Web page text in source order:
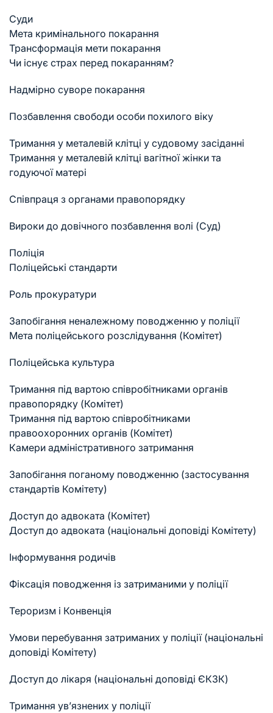
Суди
Мета кримінального покарання
Трансформація мети покарання
Чи існує страх перед покаранням?
Надмірно суворе покарання
Позбавлення свободи особи похилого віку
Тримання у металевій клітці у судовому засіданні
Тримання у металевій клітці вагітної жінки та
годуючої матері
Співпраця з органами правопорядку
Вироки до довічного позбавлення волі (Суд)
Поліція
Поліцейські стандарти
Роль прокуратури
Запобігання неналежному поводженню у поліції
Мета поліцейського розслідування (Комітет)
Поліцейська культура
Тримання під вартою співробітниками органів
правопорядку (Комітет)
Тримання під вартою співробітниками
правоохоронних органів (Комітет)
Камери адміністративного затримання
Запобігання поганому поводженню (застосування
стандартів Комітету)
Доступ до адвоката (Комітет)
Доступ до адвоката (національні доповіді Комітету)
Інформування родичів
Фіксація поводження із затриманими у поліції
Тероризм і Конвенція
Умови перебування затриманих у поліції (національні
доповіді Комітету)
Доступ до лікаря (національні доповіді ЄКЗК)
Тримання ув’язнених у поліції